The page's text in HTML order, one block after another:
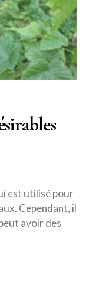
est utilisé pour
Cependant, il
avoir des